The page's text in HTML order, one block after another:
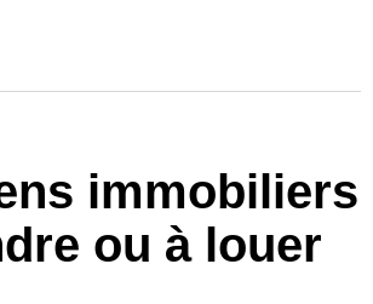
immobiliers
ou à louer